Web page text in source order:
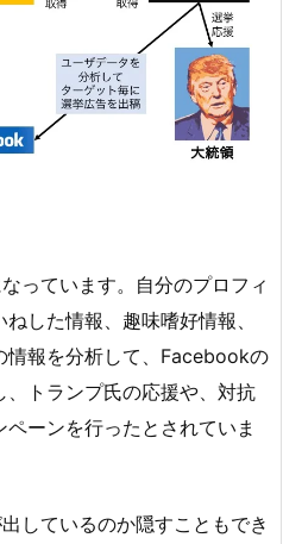
っています。自分のプロフィ
した情報、趣味嗜好情報、
情報を分析して、Facebookの
トランプ氏の応援や、対抗
ーンを行ったとされていま
しているのか隠すこともでき